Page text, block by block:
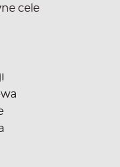
cele